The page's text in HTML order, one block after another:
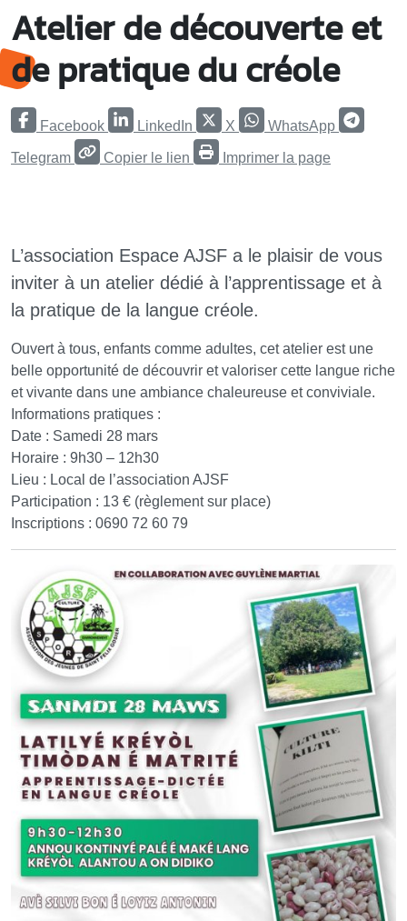
Atelier de découverte et
de pratique du créole
Facebook LinkedIn X WhatsApp
Telegram Copier le lien Imprimer la page
L’association Espace AJSF a le plaisir de vous
inviter à un atelier dédié à l’apprentissage et à
la pratique de la langue créole.
Ouvert à tous, enfants comme adultes, cet atelier est une
belle opportunité de découvrir et valoriser cette langue riche
et vivante dans une ambiance chaleureuse et conviviale.
Informations pratiques :
Date : Samedi 28 mars
Horaire : 9h30 – 12h30
Lieu : Local de l’association AJSF
Participation : 13 € (règlement sur place)
Inscriptions : 0690 72 60 79